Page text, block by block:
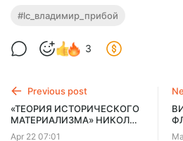
#lc_владимир_прибой
3
Previous post
«ТЕОРИЯ ИСТОРИЧЕСКОГО
МАТЕРИАЛИЗМА» НИКОЛАЯ
БУХАРИНА: ПРОБЛЕМЫ И
Apr 22 07:01